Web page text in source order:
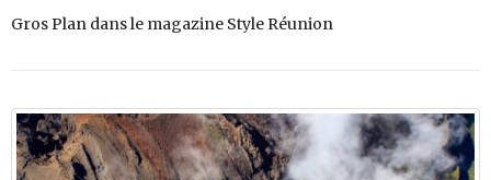
Gros Plan dans le magazine Style Réunion